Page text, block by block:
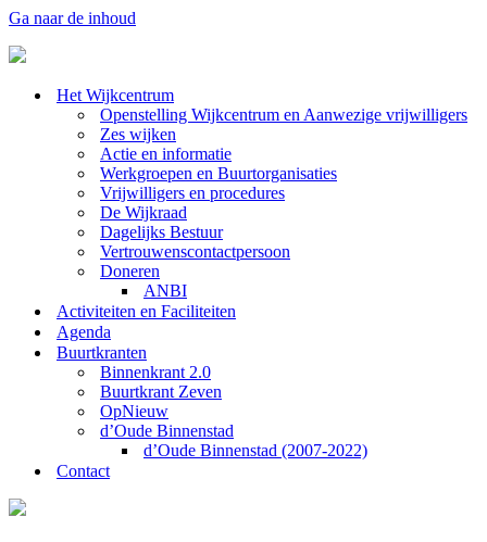
Ga naar de inhoud
Het Wijkcentrum
Openstelling Wijkcentrum en Aanwezige vrijwilligers
Zes wijken
Actie en informatie
Werkgroepen en Buurtorganisaties
Vrijwilligers en procedures
De Wijkraad
Dagelijks Bestuur
Vertrouwenscontactpersoon
Doneren
ANBI
Activiteiten en Faciliteiten
Agenda
Buurtkranten
Binnenkrant 2.0
Buurtkrant Zeven
OpNieuw
d’Oude Binnenstad
d’Oude Binnenstad (2007-2022)
Contact